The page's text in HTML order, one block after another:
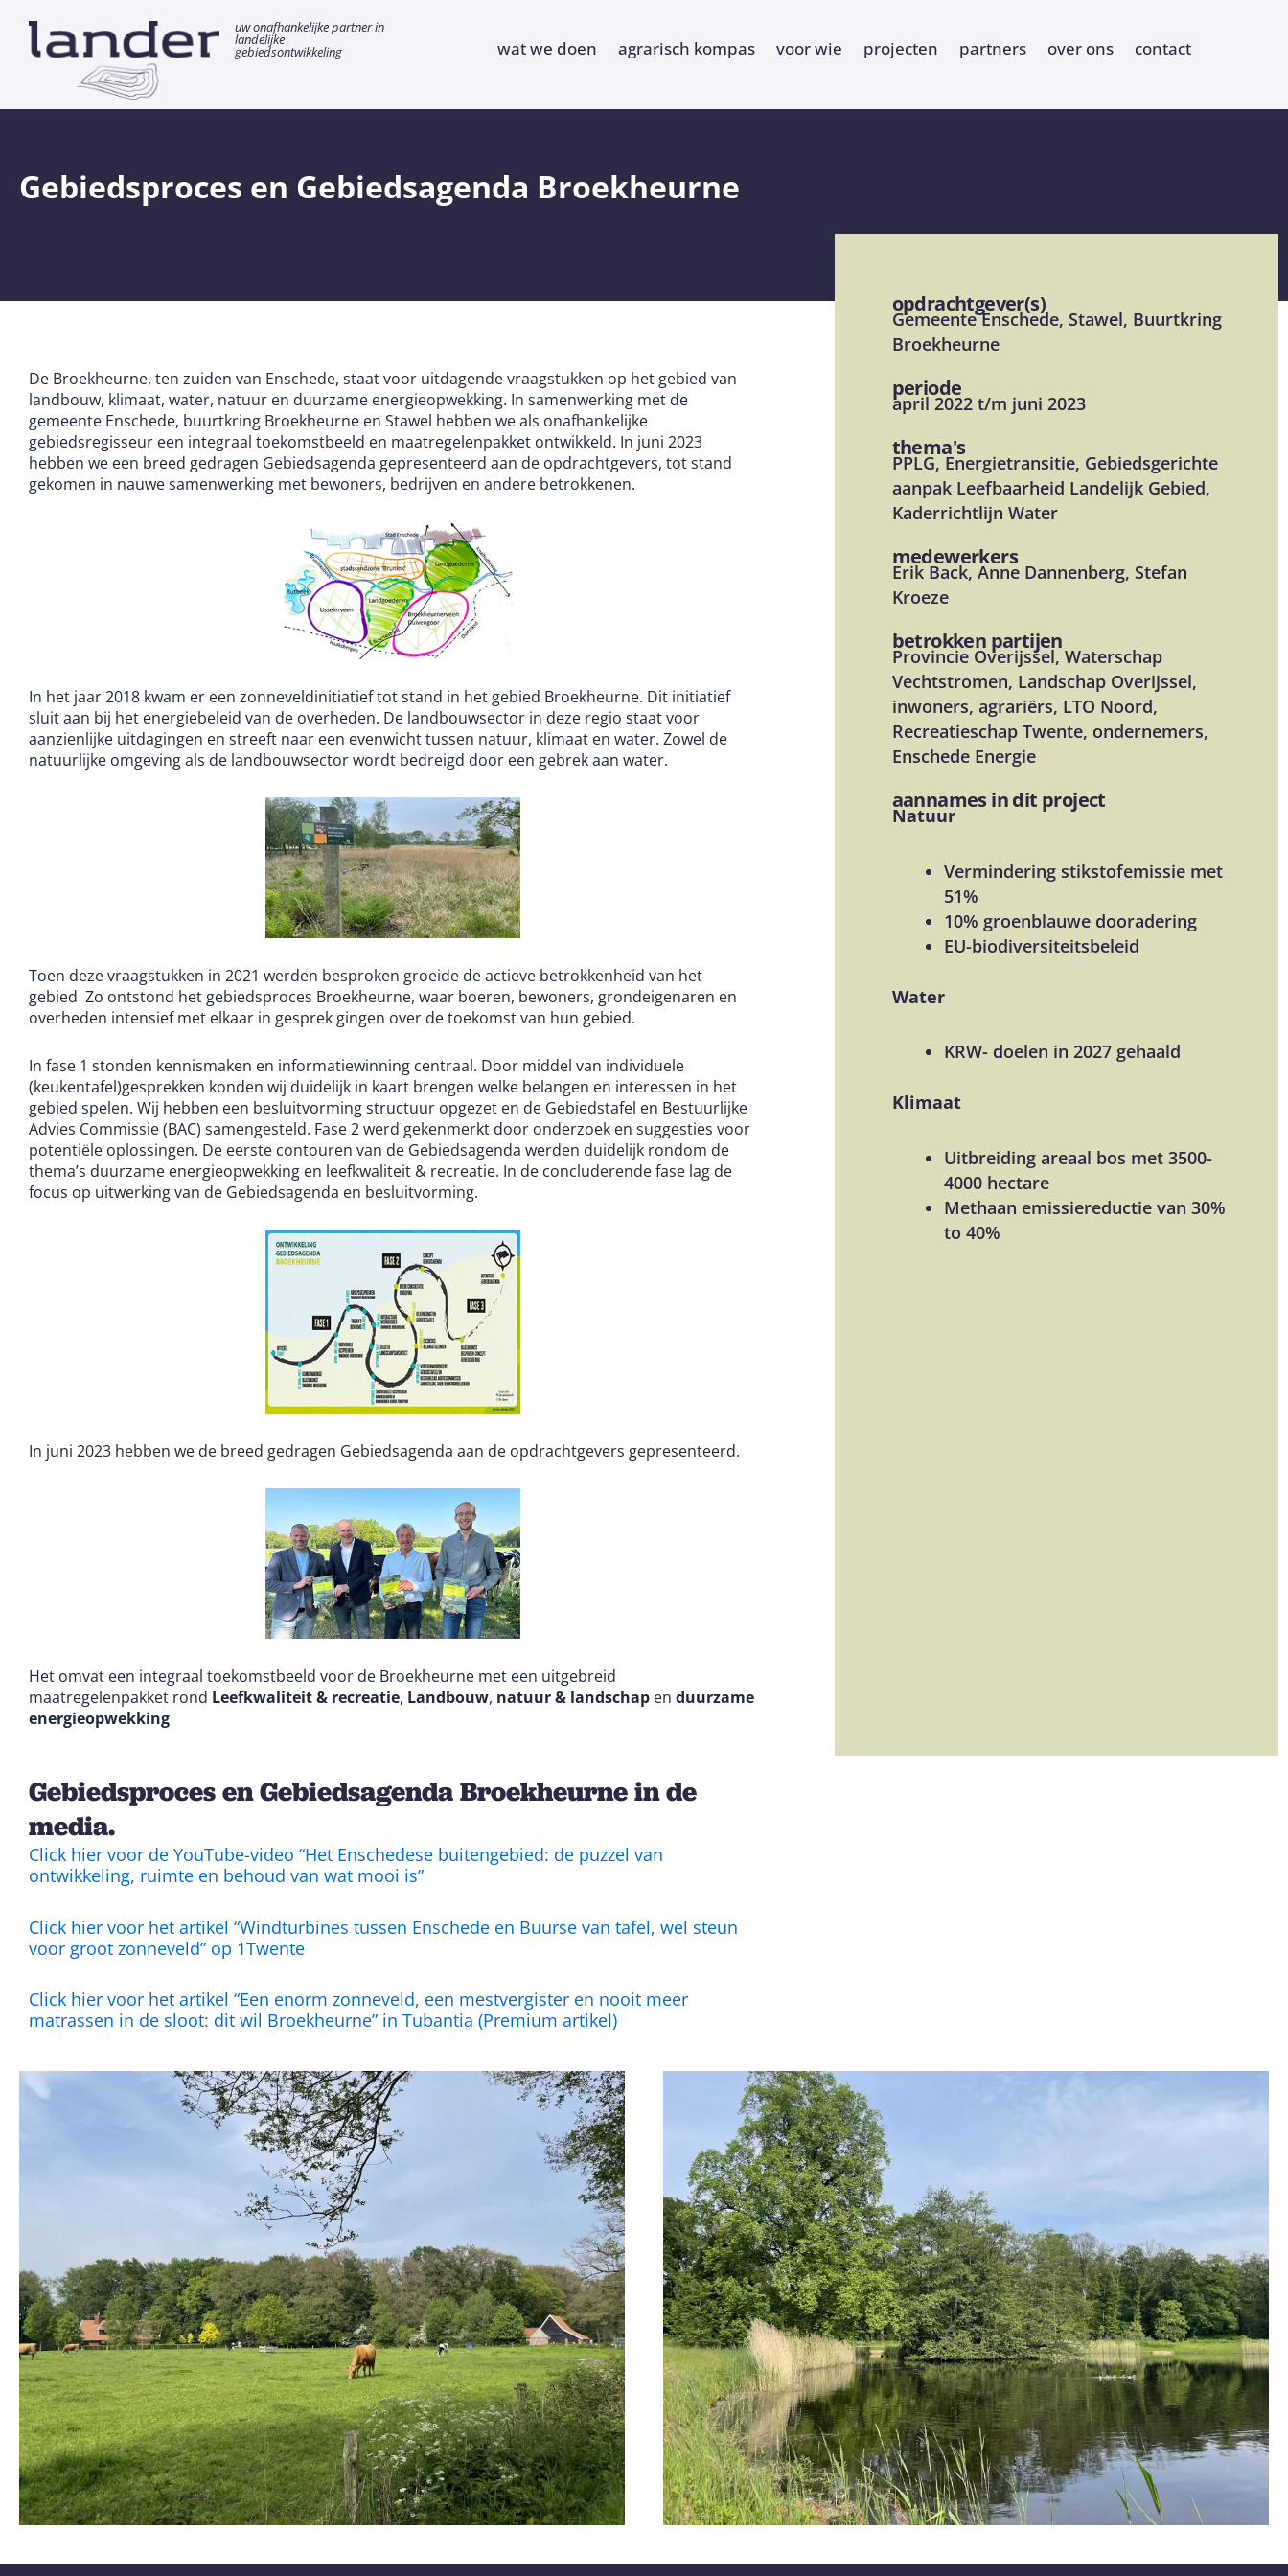
uw onafhankelijke partner in
landelijke
gebiedsontwikkeling wat we doen agrarisch kompas voor wie projecten partners over ons contact
Gebiedsproces en Gebiedsagenda Broekheurne
De Broekheurne, ten zuiden van Enschede, staat voor uitdagende vraagstukken op het gebied van
landbouw, klimaat, water, natuur en duurzame energieopwekking. In samenwerking met de
gemeente Enschede, buurtkring Broekheurne en Stawel hebben we als onafhankelijke
gebiedsregisseur een integraal toekomstbeeld en maatregelenpakket ontwikkeld. In juni 2023
hebben we een breed gedragen Gebiedsagenda gepresenteerd aan de opdrachtgevers, tot stand
gekomen in nauwe samenwerking met bewoners, bedrijven en andere betrokkenen.
In het jaar 2018 kwam er een zonneveldinitiatief tot stand in het gebied Broekheurne. Dit initiatief
sluit aan bij het energiebeleid van de overheden. De landbouwsector in deze regio staat voor
aanzienlijke uitdagingen en streeft naar een evenwicht tussen natuur, klimaat en water. Zowel de
natuurlijke omgeving als de landbouwsector wordt bedreigd door een gebrek aan water.
Toen deze vraagstukken in 2021 werden besproken groeide de actieve betrokkenheid van het
gebied Zo ontstond het gebiedsproces Broekheurne, waar boeren, bewoners, grondeigenaren en
overheden intensief met elkaar in gesprek gingen over de toekomst van hun gebied.
In fase 1 stonden kennismaken en informatiewinning centraal. Door middel van individuele
(keukentafel)gesprekken konden wij duidelijk in kaart brengen welke belangen en interessen in het
gebied spelen. Wij hebben een besluitvorming structuur opgezet en de Gebiedstafel en Bestuurlijke
Advies Commissie (BAC) samengesteld. Fase 2 werd gekenmerkt door onderzoek en suggesties voor
potentiële oplossingen. De eerste contouren van de Gebiedsagenda werden duidelijk rondom de
thema’s duurzame energieopwekking en leefkwaliteit & recreatie. In de concluderende fase lag de
focus op uitwerking van de Gebiedsagenda en besluitvorming.
In juni 2023 hebben we de breed gedragen Gebiedsagenda aan de opdrachtgevers gepresenteerd.
Het omvat een integraal toekomstbeeld voor de Broekheurne met een uitgebreid
maatregelenpakket rond Leefkwaliteit & recreatie, Landbouw, natuur & landschap en duurzame
energieopwekking
opdrachtgever(s)
Gemeente Enschede, Stawel, Buurtkring
Broekheurne
periode
april 2022 t/m juni 2023
thema's
PPLG, Energietransitie, Gebiedsgerichte
aanpak Leefbaarheid Landelijk Gebied,
Kaderrichtlijn Water
medewerkers
Erik Back, Anne Dannenberg, Stefan
Kroeze
betrokken partijen
Provincie Overijssel, Waterschap
Vechtstromen, Landschap Overijssel,
inwoners, agrariërs, LTO Noord,
Recreatieschap Twente, ondernemers,
Enschede Energie
aannames in dit project
Natuur
Vermindering stikstofemissie met
51%
10% groenblauwe dooradering
EU-biodiversiteitsbeleid
Water
KRW- doelen in 2027 gehaald
Klimaat
Uitbreiding areaal bos met 3500-
4000 hectare
Methaan emissiereductie van 30%
to 40%
Gebiedsproces en Gebiedsagenda Broekheurne in de
media.
Click hier voor de YouTube-video “Het Enschedese buitengebied: de puzzel van
ontwikkeling, ruimte en behoud van wat mooi is”
Click hier voor het artikel “Windturbines tussen Enschede en Buurse van tafel, wel steun
voor groot zonneveld” op 1Twente
Click hier voor het artikel “Een enorm zonneveld, een mestvergister en nooit meer
matrassen in de sloot: dit wil Broekheurne” in Tubantia (Premium artikel)